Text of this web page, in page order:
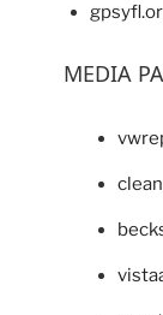
MEDIA